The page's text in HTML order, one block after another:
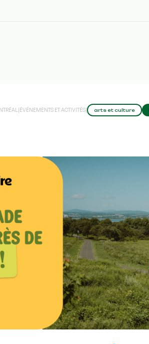
|ÉVÉNEMENTS ET ACTIVITÉS| arts et culture